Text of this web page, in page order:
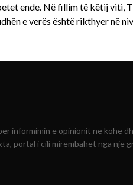
ende. Në fillim të këtij viti,
e verës është rikthyer në
informimin e opinionit në kohë
portal i cili mirëmbahet nga një